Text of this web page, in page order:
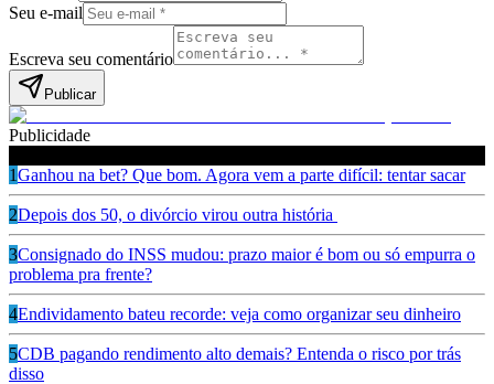
Seu e-mail
Escreva seu comentário
Publicar
Publicidade
1Ganhou na bet? Que bom. Agora vem a parte difícil: tentar sacar
2Depois dos 50, o divórcio virou outra história
3Consignado do INSS mudou: prazo maior é bom ou só empurra o
problema pra frente?
4Endividamento bateu recorde: veja como organizar seu dinheiro
5CDB pagando rendimento alto demais? Entenda o risco por trás
disso